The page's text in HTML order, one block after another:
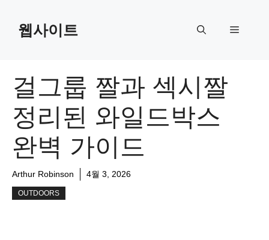
content웹사이트 Menu
걸그룹 짤과 섹시짤
정리된 와일드박스
완벽 가이드
Arthur Robinson 4월 3, 2026
OUTDOORS